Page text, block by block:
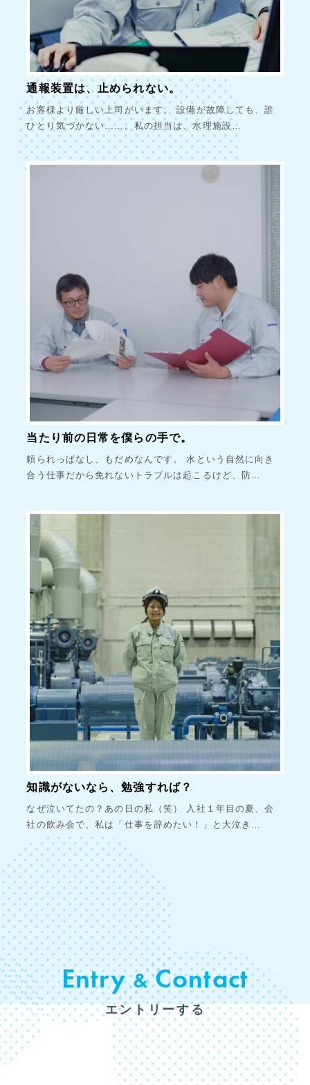
通報装置は、止められない。
お客様より厳しい上司がいます。 設備が故障しても、誰
ひとり気づかない……。私の担当は、水理施設…
当たり前の日常を僕らの手で。
頼られっぱなし、もだめなんです。 水という自然に向き
合う仕事だから免れないトラブルは起こるけど、防…
知識がないなら、勉強すれば？
なぜ泣いてたの？あの日の私（笑） 入社１年目の夏、会
社の飲み会で、私は「仕事を辞めたい！」と大泣き…
Entry&Contact
エントリーする